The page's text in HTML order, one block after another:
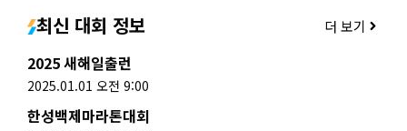
최신 대회 정보 더 보기
2025 새해일출런
2025.01.01 오전 9:00
한성백제마라톤대회